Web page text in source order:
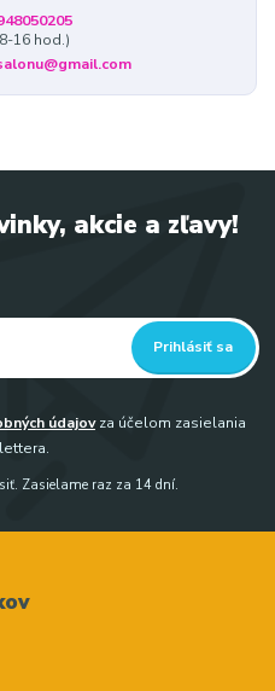
16 hod.)
akcie a zľavy!
Prihlásiť sa
údajovza účelom zasielania
Zasielame raz za 14 dní.